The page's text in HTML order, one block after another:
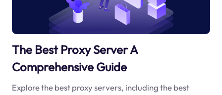
The Best Proxy Server A
Comprehensive Guide
Explore the best proxy servers, including the best